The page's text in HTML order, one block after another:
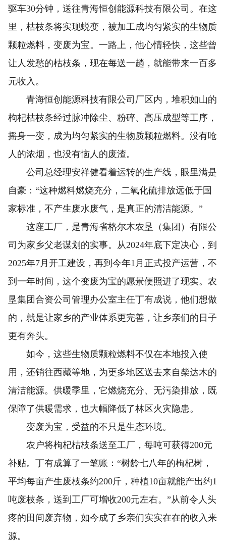
驱车30分钟，送往青海恒创能源科技有限公司。在这
里，枯枝条将实现蜕变，被加工成均匀紧实的生物质
颗粒燃料，变废为宝。一路上，他心情轻快，这些曾
让人发愁的枯枝条，现在每送一趟，就能带来一百多
元收入。
青海恒创能源科技有限公司厂区内，堆积如山的
枸杞枯枝条经过脉冲除尘、粉碎、高压成型等工序，
摇身一变，成为均匀紧实的生物质颗粒燃料。没有呛
人的浓烟，也没有恼人的废渣。
公司总经理安祥健看着运转的生产线，眼里满是
自豪：“这种燃料燃烧充分，二氧化硫排放远低于国
家标准，不产生废水废气，是真正的清洁能源。”
这座工厂，是青海省格尔木农垦（集团）有限公
司为家乡父老谋划的实事。从2024年底下定决心，到
2025年7月开工建设，再到今年1月正式投产运营，不
到一年时间，这个变废为宝的愿景便照进了现实。农
垦集团合资公司管理办公室主任丁有成说，他们想做
的，就是让家乡的产业体系更完善，让乡亲们的日子
更有奔头。
如今，这些生物质颗粒燃料不仅在本地投入使
用，还销往西藏等地，为更多地区送去来自柴达木的
清洁能源。供暖季里，它燃烧充分、无污染排放，既
保障了供暖需求，也大幅降低了林区火灾隐患。
变废为宝，受益的不只是生态环境。
农户将枸杞枯枝条送至工厂，每吨可获得200元
补贴。丁有成算了一笔账：“树龄七八年的枸杞树，
平均每亩产生废枝条约200斤，种植10亩就能产出约1
吨废枝条，送到工厂可增收200元左右。”从前令人头
疼的田间废弃物，如今成了乡亲们实实在在的收入来
源。